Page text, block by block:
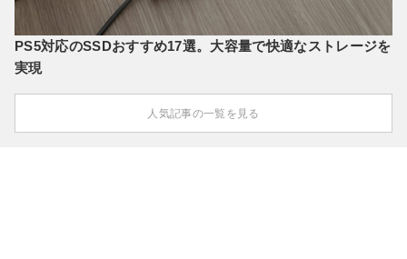
PS5対応のSSDおすすめ17選。大容量で快適なストレージを
実現
人気記事の一覧を見る